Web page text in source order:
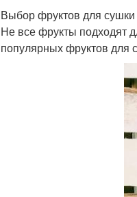
Выбор фруктов для сушки
Не все фрукты подходят
популярных фруктов для